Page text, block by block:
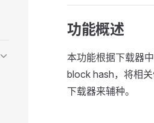
功能概述
本功能根据下载器
block hash，将相
下载器来辅种。